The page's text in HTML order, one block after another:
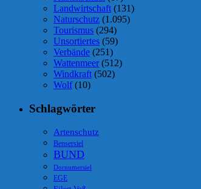
Landwirtschaft (131)
Naturschutz (1.095)
Tourismus (294)
Unsortiertes (59)
Verbände (251)
Wattenmeer (512)
Windkraft (502)
Wolf(10)
Schlagwörter
Artenschutz
Bensersiel
BUND
Dornumersiel
EGE